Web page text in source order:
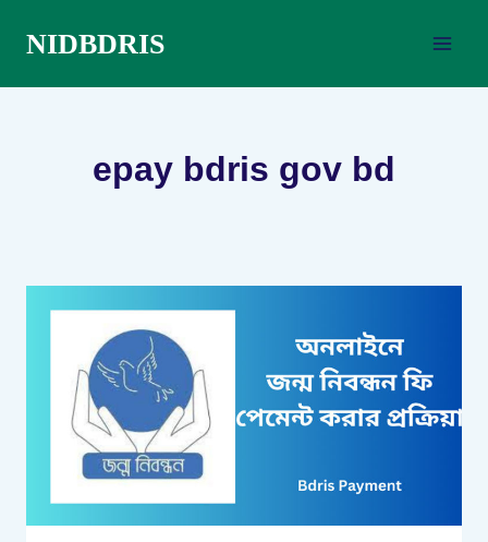
content
NIDBDRIS
epay bdris gov bd